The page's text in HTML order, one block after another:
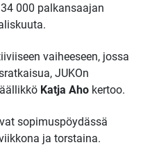
000 palkansaajan
vaiheeseen, jossa
JUKOn
Katja Aho kertoo.
sopimuspöydässä
ja torstaina.